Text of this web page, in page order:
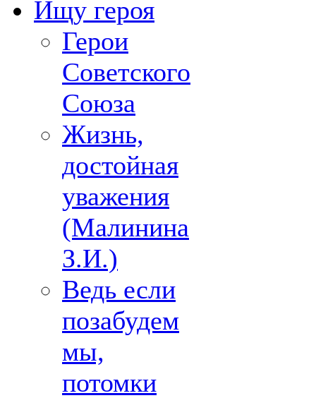
Ищу героя
Герои
Советского
Союза
Жизнь,
достойная
уважения
(Малинина
З.И.)
Ведь если
позабудем
мы,
потомки